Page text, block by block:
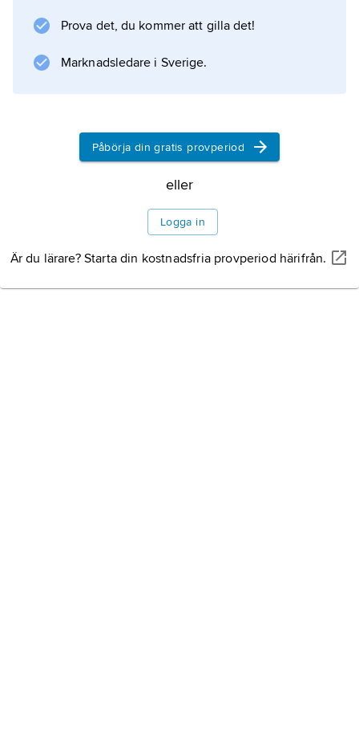
Information om artikeln
Prova det, du kommer att gilla det!
Marknadsledare i Sverige.
Påbörja din gratis provperiod
eller
Logga in
Är du lärare? Starta din kostnadsfria provperiod härifrån.